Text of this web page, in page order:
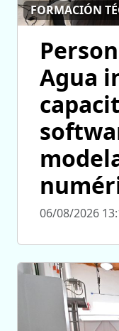
FORMACIÓN
Agua
06/08/2026